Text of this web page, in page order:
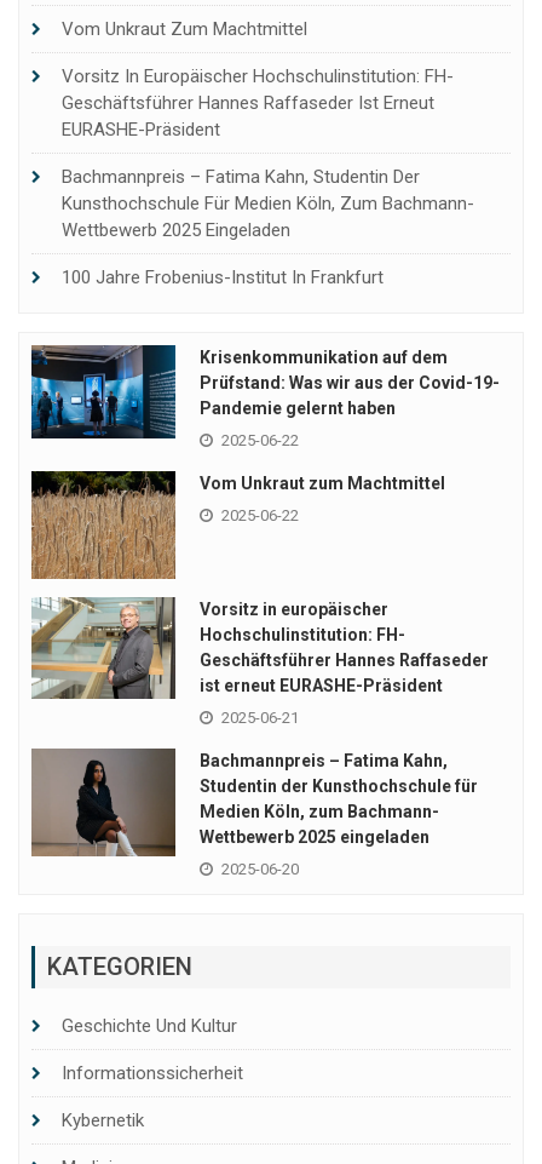
Vom Unkraut Zum Machtmittel
Vorsitz In Europäischer Hochschulinstitution: FH-
Geschäftsführer Hannes Raffaseder Ist Erneut
EURASHE-Präsident
Bachmannpreis – Fatima Kahn, Studentin Der
Kunsthochschule Für Medien Köln, Zum Bachmann-
Wettbewerb 2025 Eingeladen
100 Jahre Frobenius-Institut In Frankfurt
Krisenkommunikation auf dem
Prüfstand: Was wir aus der Covid-19-
Pandemie gelernt haben
2025-06-22
Vom Unkraut zum Machtmittel
2025-06-22
Vorsitz in europäischer
Hochschulinstitution: FH-
Geschäftsführer Hannes Raffaseder
ist erneut EURASHE-Präsident
2025-06-21
Bachmannpreis – Fatima Kahn,
Studentin der Kunsthochschule für
Medien Köln, zum Bachmann-
Wettbewerb 2025 eingeladen
2025-06-20
KATEGORIEN
Geschichte Und Kultur
Informationssicherheit
Kybernetik